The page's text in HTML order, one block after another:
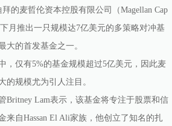
的麦哲伦资本控股有限公司（Magellan Cap
月推出一只规模达7亿美元的多策略对冲基
大的首发基金之一。
，仅有5%的基金规模超过5亿美元，因此麦
的规模尤为引人注目。
Britney Lam表示，该基金将专注于股票和信
来自Hassan El Ali家族，他创立了知名的扎